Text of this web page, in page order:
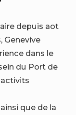
depuis aot
Genevive
dans le
du Port de
que de la